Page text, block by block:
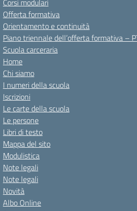
Corsi modulari
Offerta formativa
Orientamento e continuità
Piano triennale dell’offerta formativa –
Scuola carceraria
Home
Chi siamo
I numeri della scuola
Iscrizioni
Le carte della scuola
Le persone
Libri di testo
Mappa del sito
Modulistica
Note legali
Note legali
Novità
Albo Online